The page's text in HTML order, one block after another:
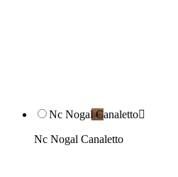
Nc Nogal Canaletto
Nc Nogal Canaletto